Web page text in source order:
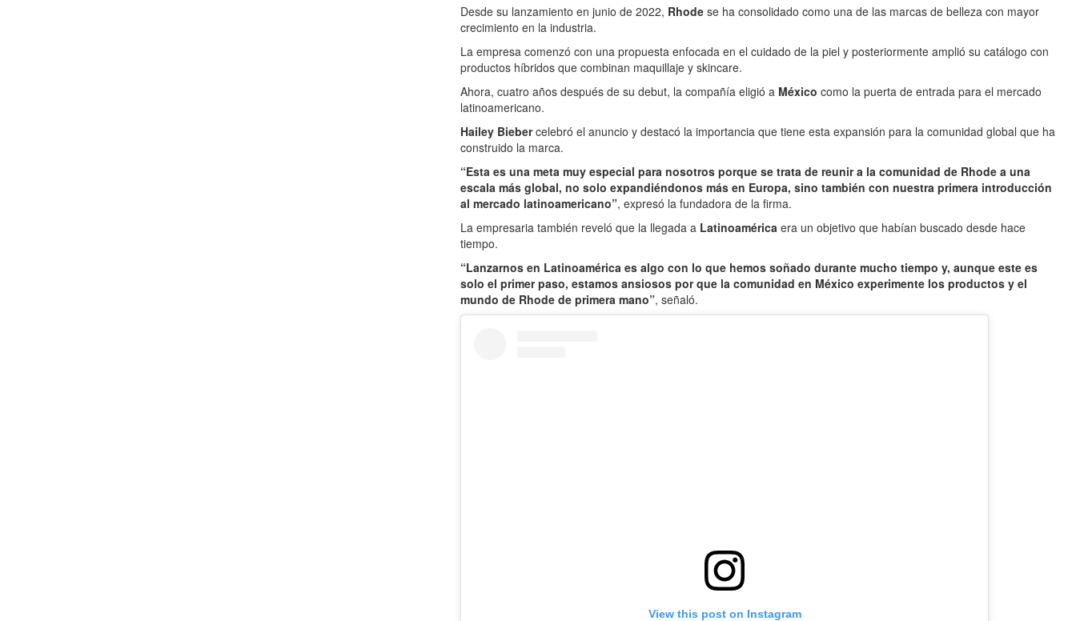
Desde su lanzamiento en junio de 2022, Rhode se ha consolidado como una de las marcas de belleza con mayor
crecimiento en la industria.
La empresa comenzó con una propuesta enfocada en el cuidado de la piel y posteriormente amplió su catálogo con
productos híbridos que combinan maquillaje y skincare.
Ahora, cuatro años después de su debut, la compañía eligió a México como la puerta de entrada para el mercado
latinoamericano.
Hailey Biebercelebró el anuncio y destacó la importancia que tiene esta expansión para la comunidad global que ha
construido la marca.
“Esta es una meta muy especial para nosotros porque se trata de reunir a la comunidad de Rhode a una
escala más global, no solo expandiéndonos más en Europa, sino también con nuestra primera introducción
al mercado latinoamericano”, expresó la fundadora de la firma.
La empresaria también reveló que la llegada a Latinoamérica era un objetivo que habían buscado desde hace
tiempo.
“Lanzarnos en Latinoamérica es algo con lo que hemos soñado durante mucho tiempo y, aunque este es
solo el primer paso, estamos ansiosos por que la comunidad en México experimente los productos y el
mundo de Rhode de primera mano”, señaló.
View this post on Instagram